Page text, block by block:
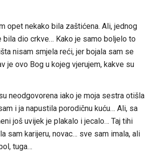
opet nekako bila zaštićena. Ali, jednog
bila dio crkve… Kako je samo boljelo to
nisam smjela reći, jer bojala sam se
je ovo Bog u kojeg vjerujem, kakve su
neodgovorena iako je moja sestra otišla
i ja napustila porodičnu kuću… Ali, sa
još uvijek je plakalo i jecalo… Taj tihi
sam karijeru, novac… sve sam imala, ali
tuga…